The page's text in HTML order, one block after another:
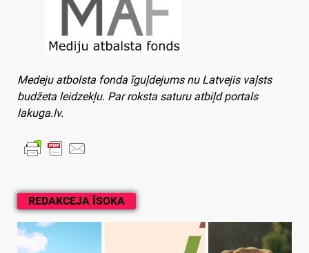
REDAKCEJA ĪSOKA
Medeju atbolsta fonda īguļdejums nu Latvejis vaļsts
budžeta leidzekļu. Par roksta saturu atbiļd portals
lakuga.lv.